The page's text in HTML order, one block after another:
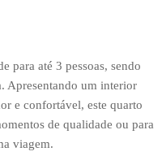
para até 3 pessoas, sendo
Apresentando um interior
e confortável, este quarto
de qualidade ou para
viagem.